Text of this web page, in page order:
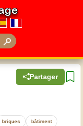
Partager
briques bâtiment